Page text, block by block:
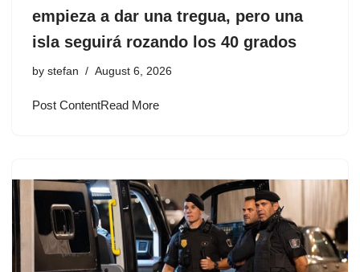
empieza a dar una tregua, pero una
isla seguirá rozando los 40 grados
by stefan August 6, 2026
Post ContentRead More